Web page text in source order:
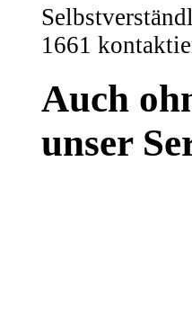
1661
Auch
unser